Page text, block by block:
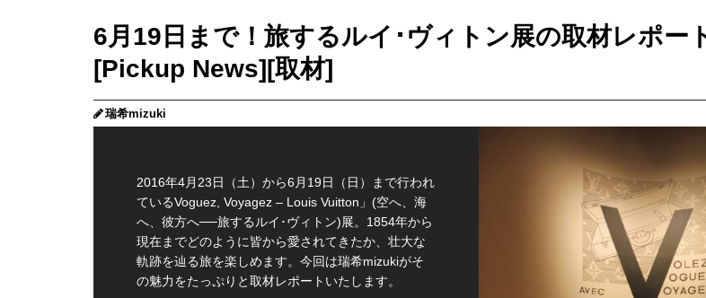
6月19日まで！旅するルイ･ヴィトン展の取材レポー
瑞希mizuki
2016年4月23日（土）から6月19日（日）まで行われ
ているVoguez, Voyagez – Louis Vuitton」(空へ、海
へ、彼方へ──旅するルイ･ヴィトン)展。1854年から
現在までどのように皆から愛されてきたか、壮大な
軌跡を辿る旅を楽しめます。今回は瑞希mizukiがそ
の魅力をたっぷりと取材レポートいたします。